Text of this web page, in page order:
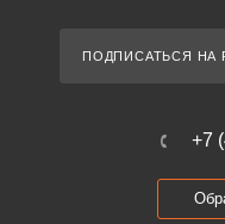
ПОДПИСАТЬСЯ НА
+7